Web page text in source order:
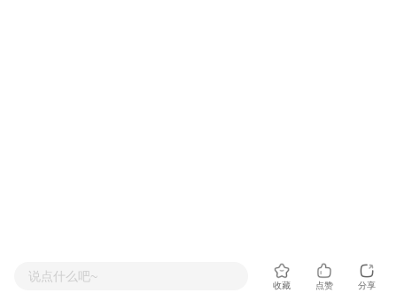
说点什么吧~
收藏 点赞 分享